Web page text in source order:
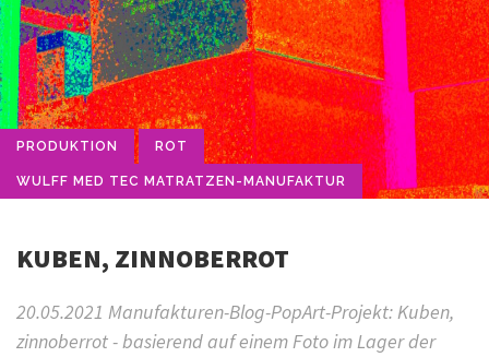
PRODUKTION ROT
WULFF MED TEC MATRATZEN-MANUFAKTUR
KUBEN, ZINNOBERROT
20.05.2021 Manufakturen-Blog-PopArt-Projekt: Kuben,
zinnoberrot - basierend auf einem Foto im Lager der